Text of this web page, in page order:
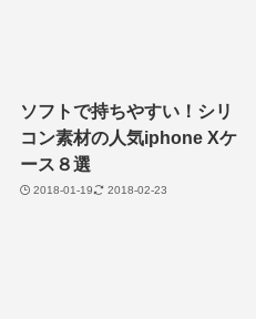
ソフトで持ちやすい！シリ
コン素材の人気iphone Xケ
ース８選
2018-01-19 2018-02-23